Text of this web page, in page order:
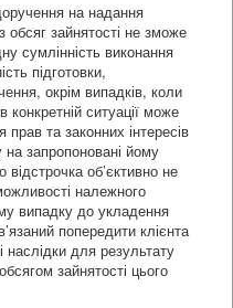
на надання
обсяг зайнятості не зможе
сумлінність виконання
підготовки,
окрім випадків, коли
конкретній ситуації може
та законних інтересів
на запропоновані йому
об’єктивно не
належного
випадку до укладення
попередити клієнта
наслідки для результату
зайнятості цього